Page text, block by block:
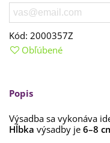
Kód: 2000357Z
Obľúbené
Popis
Výsadba sa vykonáva
Hĺbka výsadby je 6–8